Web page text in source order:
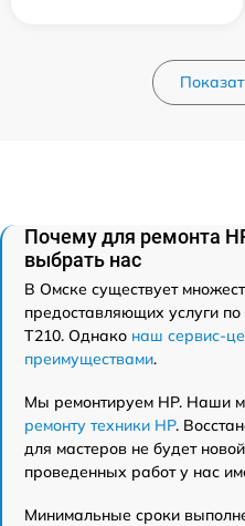
Почему для ремонта
выбрать нас
В Омске существует
предоставляющих услуги
T210. Однако наш сервис-
преимуществами.
Мы ремонтируем HP. Наши
ремонту техники HP.
для мастеров не будет
проведенных работ у нас
Минимальные сроки